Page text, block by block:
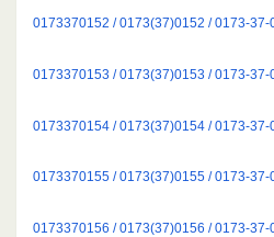
0173370152 / 0173(37)0152 / 0173-37-
0173370153 / 0173(37)0153 / 0173-37-
0173370154 / 0173(37)0154 / 0173-37-
0173370155 / 0173(37)0155 / 0173-37-
0173370156 / 0173(37)0156 / 0173-37-